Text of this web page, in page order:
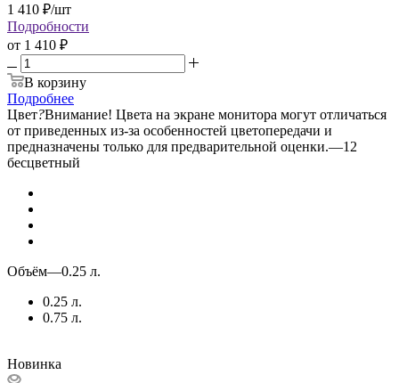
1 410 ₽/шт
Подробности
от 1 410 ₽
В корзину
Подробнее
Цвет?Внимание! Цвета на экране монитора могут отличаться
от приведенных из-за особенностей цветопередачи и
предназначены только для предварительной оценки.—12
бесцветный
Объём—0.25 л.
0.25 л.
0.75 л.
Новинка